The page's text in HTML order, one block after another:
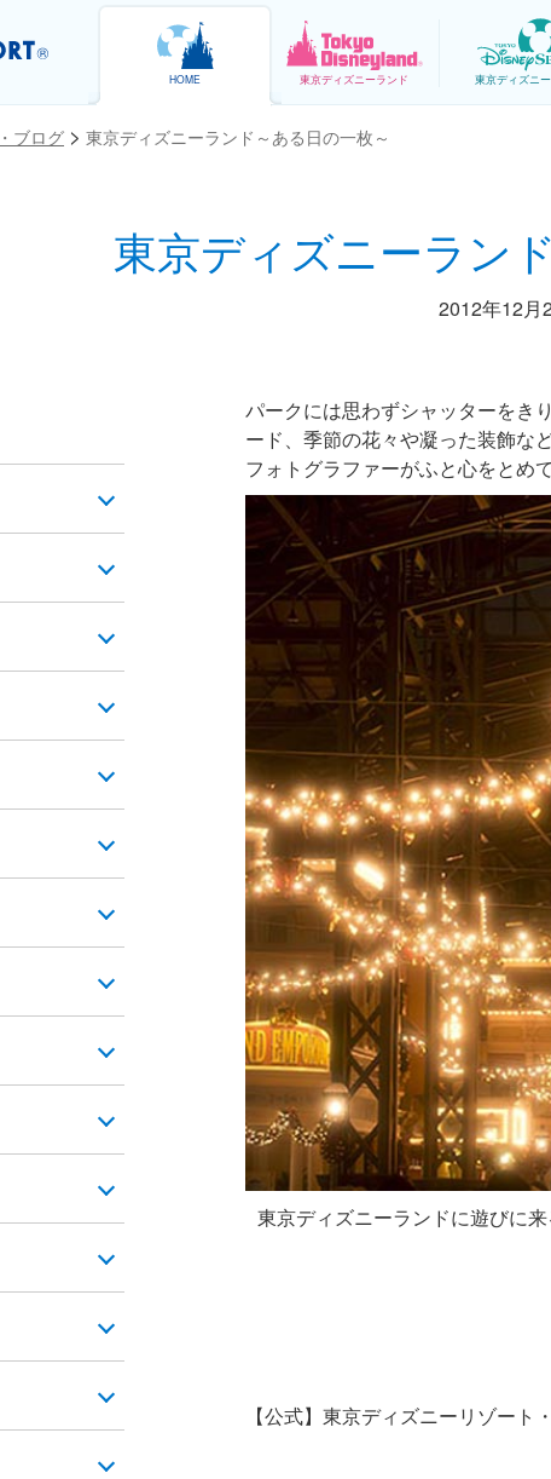
HOME 東京ディズニーランド 東京ディズニ
ブログ 東京ディズニーランド～ある日の一枚～
東京ディズニーラン
お気に入り
2012年12月
パークには思わずシャッターをき
ード、季節の花々や凝った装飾な
フォトグラファーがふと心をとめ
東京ディズニーランドに遊びに
【公式】東京ディズニーリゾート